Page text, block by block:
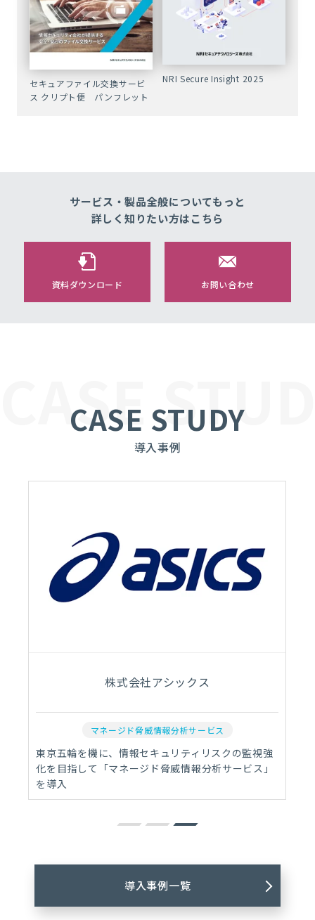
セキュアファイル交換サービ
ス クリプト便 パンフレット
NRI Secure Insight 2025
サービス・製品全般についてもっと
詳しく知りたい方はこちら
資料ダウンロード お問い合わせ
CASE
CASE STUDY
導入事例
株式会社アシックス
マネージド脅威情報分析サービス
東京五輪を機に、情報セキュリティリスクの監視強
化を目指して「マネージド脅威情報分析サービス」
を導入
導入事例一覧